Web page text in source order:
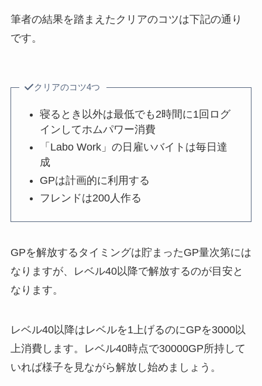
筆者の結果を踏まえたクリアのコツは下記の通り
です。
クリアのコツ4つ
寝るとき以外は最低でも2時間に1回ログ
インしてホムパワー消費
「Labo Work」の日雇いバイトは毎日達
成
GPは計画的に利用する
フレンドは200人作る
GPを解放するタイミングは貯まったGP量次第には
なりますが、レベル40以降で解放するのが目安と
なります。
レベル40以降はレベルを1上げるのにGPを3000以
上消費 します。レベル40時点で30000GP所持して
いれば様子を見ながら解放し始めましょう。